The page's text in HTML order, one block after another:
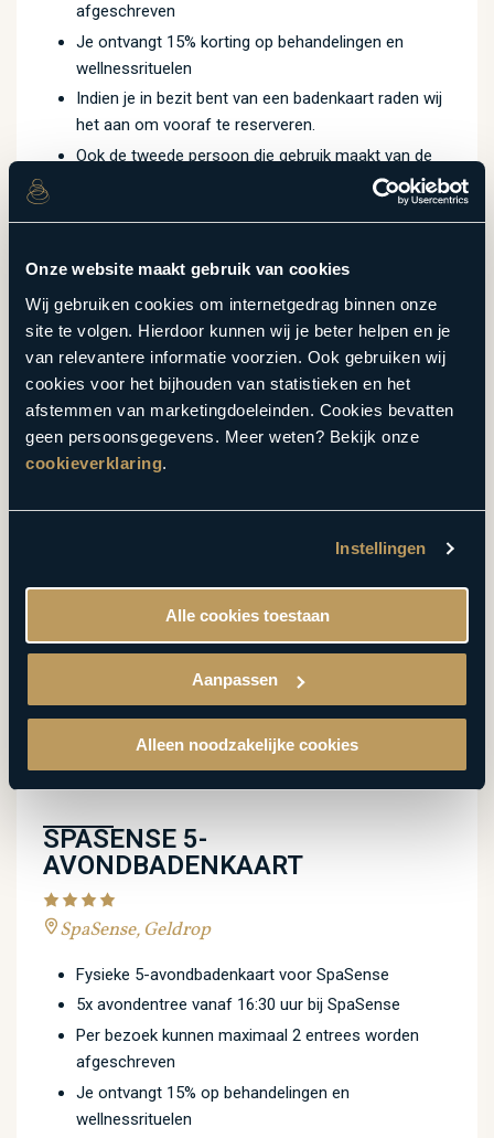
Onze website maakt gebruik van cookies
Wij gebruiken cookies om internetgedrag binnen onze
site te volgen. Hierdoor kunnen wij je beter helpen en je
van relevantere informatie voorzien. Ook gebruiken wij
cookies voor het bijhouden van statistieken en het
afstemmen van marketingdoeleinden. Cookies bevatten
geen persoonsgegevens. Meer weten? Bekijk onze
cookieverklaring.
Instellingen
Alle cookies toestaan
Aanpassen
Alleen noodzakelijke cookies
afgeschreven
Je ontvangt 15% korting op behandelingen en
wellnessrituelen
Indien je in bezit bent van een badenkaart raden wij
het aan om vooraf te reserveren.
Ook de tweede persoon die gebruik maakt van de
badenkaart krijgt 15% korting op behandelingen en
MEER WETEN BESTEL TICKET
DELUXE RESORTS
SPASENSE 5-
AVONDBADENKAART
SpaSense, Geldrop
Fysieke 5-avondbadenkaart voor SpaSense
5x avondentree vanaf 16:30 uur bij SpaSense
Per bezoek kunnen maximaal 2 entrees worden
afgeschreven
Je ontvangt 15% op behandelingen en
wellnessrituelen